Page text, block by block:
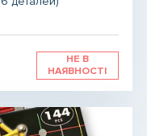
НЕ В
НАЯВНОСТІ